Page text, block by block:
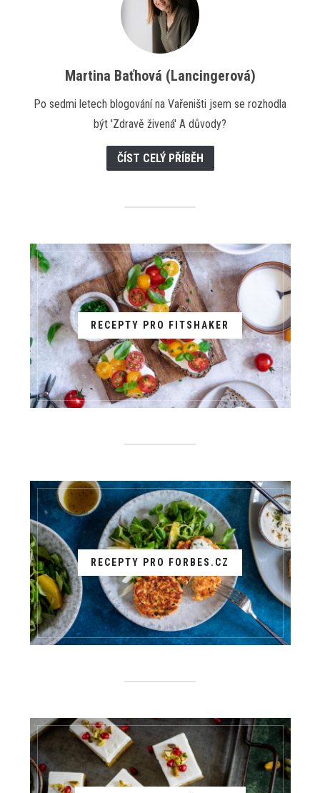
Martina Baťhová (Lancingerová)
Po sedmi letech blogování na Vařeništi jsem se rozhodla
být 'Zdravě živená' A důvody?
ČÍST CELÝ PŘÍBĚH
RECEPTY PRO FITSHAKER
RECEPTY PRO FORBES.CZ